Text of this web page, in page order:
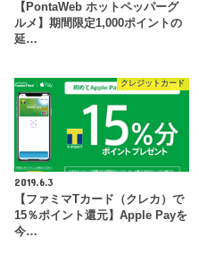
【PontaWeb ホットペッパーグ
ルメ】期間限定1,000ポイントの
延…
クレジットカード
2019.6.3
【ファミマTカード（クレカ）で
15％ポイント還元】Apple Payを
今…